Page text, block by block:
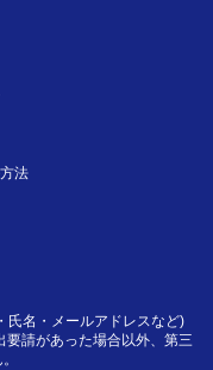
法
氏名・メールアドレスなど)
要請があった場合以外、第三